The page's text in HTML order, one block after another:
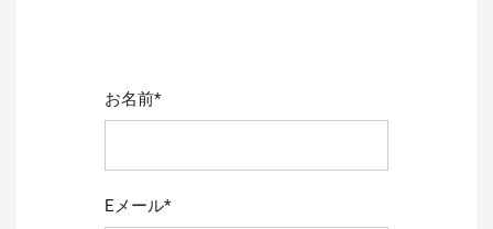
お名前*
Eメール*